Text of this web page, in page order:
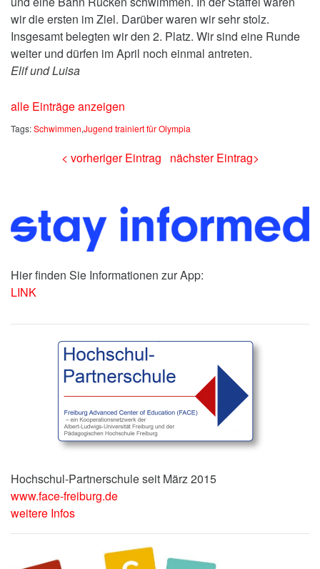
wir die ersten im Ziel. Darüber waren wir sehr stolz.
Insgesamt belegten wir den 2. Platz. Wir sind eine Runde
weiter und dürfen im April noch einmal antreten.
Elif und Luisa
alle Einträge anzeigen
Tags:Schwimmen,Jugend trainiert für Olympia
< vorheriger Eintrag nächster Eintrag>
Hier finden Sie Informationen zur App:
LINK
Hochschul-Partnerschule seit März 2015
www.face-freiburg.de
weitere Infos